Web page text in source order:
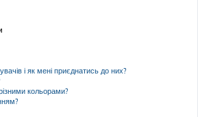
і як мені приєднатись до них?
кольорами?